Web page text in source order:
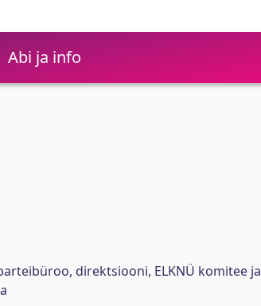
Abi ja info
direktsiooni, ELKNÜ komitee ja